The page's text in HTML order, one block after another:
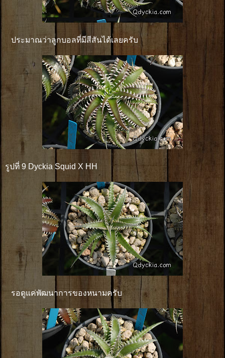
ประมาณว่าลูกบอลที่มีสีสันได้เลยครับ
รูปที่ 9 Dyckia Squid X HH
รอดูแค่พัฒนาการของหนามครับ